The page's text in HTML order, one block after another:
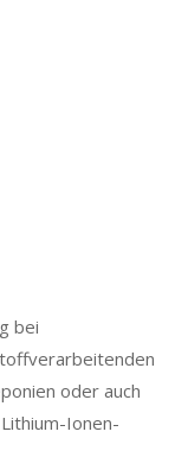
bei
oder auch
Ionen-